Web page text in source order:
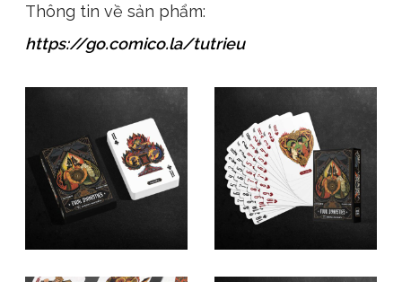
Thông tin về sản phẩm:
https://go.comico.la/tutrieu